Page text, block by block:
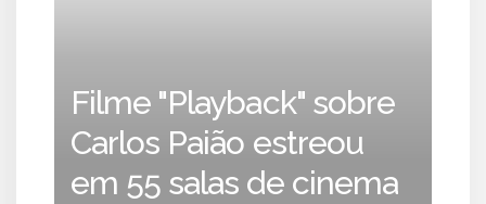
Filme "Playback" sobre
Carlos Paião estreou
em 55 salas de cinema